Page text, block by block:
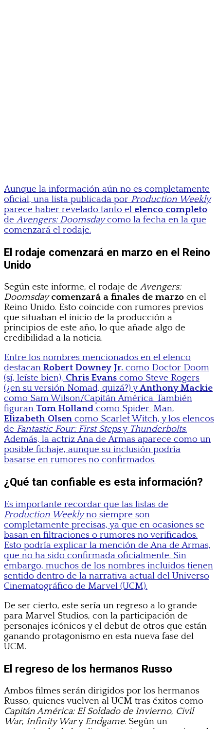
Aunque la información aún no es completamente
oficial, una lista publicada por Production Weekly
parece haber revelado tanto el elenco completo
deAvengers: Doomsdaycomo la fecha en la que
comenzará el rodaje.
El rodaje comenzará en marzo en el Reino
Unido
Según este informe, el rodaje deAvengers:
Doomsday comenzará a finales de marzo en el
Reino Unido. Esto coincide con rumores previos
que situaban el inicio de la producción a
principios de este año, lo que añade algo de
credibilidad a la noticia.
Entre los nombres mencionados en el elenco
destacan Robert Downey Jr. como Doctor Doom
(sí, leíste bien), Chris Evans como Steve Rogers
(¿en su versión Nomad, quizá?) yAnthony Mackie
como Sam Wilson/Capitán América. También
figuran Tom Holland como Spider-Man,
Elizabeth Olsen como Scarlet Witch, y los elencos
de Fantastic Four: First Stepsy Thunderbolts.
Además, la actriz Ana de Armas aparece como un
posible fichaje, aunque su inclusión podría
basarse en rumores no confirmados.
¿Qué tan confiable es esta información?
Es importante recordar que las listas de
Production Weeklyno siempre son
completamente precisas, ya que en ocasiones se
basan en filtraciones o rumores no verificados.
Esto podría explicar la mención de Ana de Armas,
que no ha sido confirmada oficialmente. Sin
embargo, muchos de los nombres incluidos tienen
sentido dentro de la narrativa actual del Universo
Cinematográfico de Marvel (UCM).
De ser cierto, este sería un regreso a lo grande
para Marvel Studios, con la participación de
personajes icónicos y el debut de otros que están
ganando protagonismo en esta nueva fase del
UCM.
El regreso de los hermanos Russo
Ambos filmes serán dirigidos por los hermanos
Russo, quienes vuelven al UCM tras éxitos como
Capitán América: El Soldado de Invierno, Civil
War, Infinity Wary Endgame. Según un